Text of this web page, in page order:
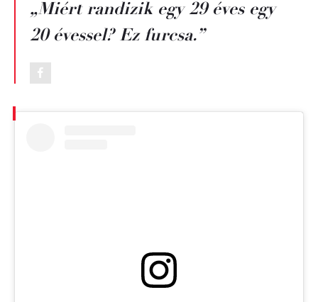
„Miért randizik egy 29 éves egy
20 évessel? Ez furcsa.”